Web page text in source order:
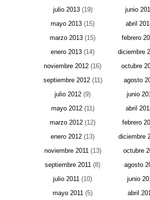
julio 2013(19) junio
mayo 2013 (15) abril
marzo 2013 (15) febrero
enero 2013 (14) diciembre
noviembre 2012 (16) octubre
septiembre 2012(11) agosto
julio 2012 (9) junio
mayo 2012(11) abril
marzo 2012 (12) febrero
enero 2012 (13) diciembre
noviembre 2011(13) octubre
septiembre 2011 (8) agosto
julio 2011 (10) junio
mayo 2011 (5) abril